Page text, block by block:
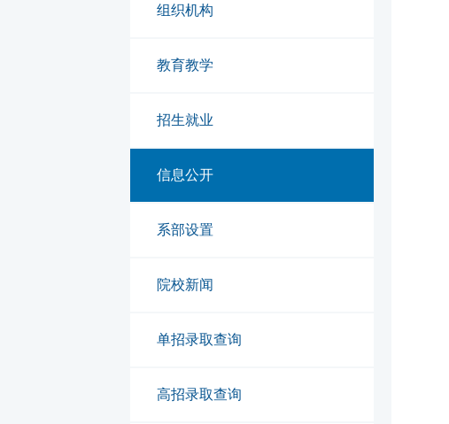
组织机构
教育教学
招生就业
信息公开
系部设置
院校新闻
单招录取查询
高招录取查询